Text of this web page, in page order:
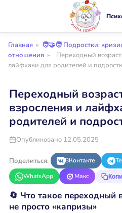
Главная » 🧑‍🤝‍🧑 Подростки:
отношения »
Переходный
лайфхаки для родителей и
Переходный
взросления и
родителей и
Опубликовано 12.05.2025
Поделиться: ВКонтакте
WhatsApp
Макс
🔄 Что такое переходный
не просто «капризы»